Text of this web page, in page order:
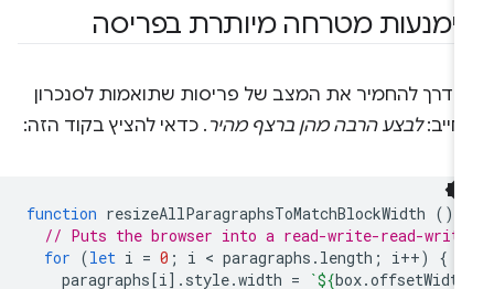
מטרחה מיותרת בפריסה
דרך להחמיר את המצב של פריסות שתואמות לסנכרון
לבצע הרבה מהן ברצף מהיר. כדאי להציץ בקוד הזה:
function resizeAllParagraphsToMatchBlockWidth
// Puts the browser into a read-write-read-
for ( let = 0 < paragraphs.length; i ++
paragraphs [ i].style.width = `${box.offsetWidth